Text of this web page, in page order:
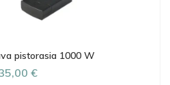
pistorasia 1000 W
€